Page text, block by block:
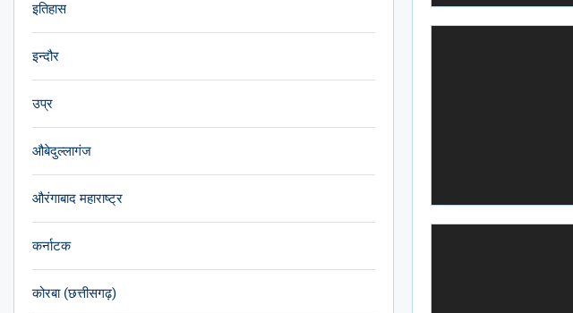
इतिहास
इन्दौर
उप्र
औबेदुल्लागंज
औरंगाबाद महाराष्ट्र
कर्नाटक
कोरबा (छत्तीसगढ़)